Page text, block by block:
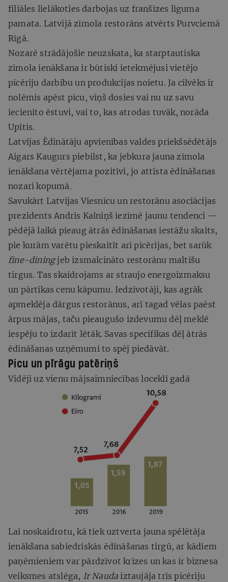
filiāles lielākoties darbojas uz franšīzes līguma
pamata. Latvijā zīmola restorāns atvērts Purvciemā
Rīgā.
Nozarē strādājošie neuzskata, ka starptautiska
zīmola ienākšana ir būtiski ietekmējusi vietējo
picēriju darbību un produkcijas noietu. Ja cilvēks ir
nolēmis apēst picu, viņš dosies vai nu uz savu
iecienīto ēstuvi, vai to, kas atrodas tuvāk, norāda
Upītis.
Latvijas Ēdinātāju apvienības valdes priekšsēdētājs
Aigars Kaugurs piebilst, ka jebkura jauna zīmola
ienākšana vērtējama pozitīvi, jo attīsta ēdināšanas
nozari kopumā.
Savukārt Latvijas Viesnīcu un restorānu asociācijas
prezidents Andris Kalniņš iezīmē jaunu tendenci —
pēdējā laikā pieaug ātrās ēdināšanas iestāžu skaits,
pie kurām varētu pieskaitīt arī picērijas, bet sarūk
fine-diningjeb izsmalcināto restorānu maltīšu
tirgus. Tas skaidrojams ar straujo energoizmaksu
un pārtikas cenu kāpumu. Iedzīvotāji, kas agrāk
apmeklēja dārgus restorānus, arī tagad vēlas paēst
ārpus mājas, taču pieaugušo izdevumu dēļ meklē
iespēju to izdarīt lētāk. Savas specifikas dēļ ātrās
ēdināšanas uzņēmumi to spēj piedāvāt.
Picu un pīrāgu patēriņš
Vidēji uz vienu mājsaimniecības locekli gadā
Lai noskaidrotu, kā tiek uztverta jauna spēlētāja
ienākšana sabiedriskās ēdināšanas tirgū, ar kādiem
paņēmieniem var pārdzīvot krīzes un kas ir biznesa
veiksmes atslēga, Ir Naudaiztaujāja trīs picēriju